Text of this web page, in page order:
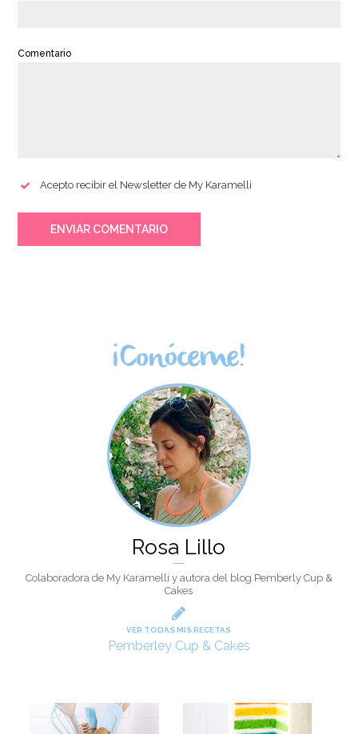
Comentario
Acepto recibir el Newsletter de My Karamelli
ENVIAR COMENTARIO
¡Conóceme!
Rosa Lillo
Colaboradora de My Karamelli y autora del blog Pemberly Cup &
Cakes
VER TODAS MIS RECETAS
Pemberley Cup & Cakes